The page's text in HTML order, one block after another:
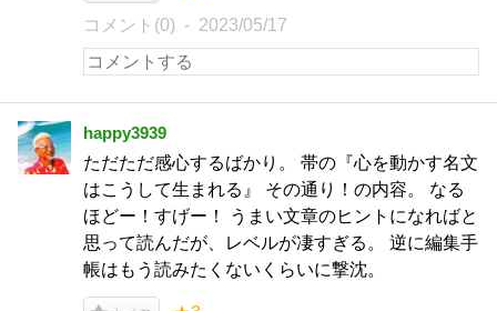
コメント(0) 2023/05/17
happy3939
ただただ感心するばかり。 帯の『心を動かす名文
はこうして生まれる』 その通り！の内容。 なる
ほどー！すげー！ うまい文章のヒントになればと
思って読んだが、レベルが凄すぎる。 逆に編集手
帳はもう読みたくないくらいに撃沈。